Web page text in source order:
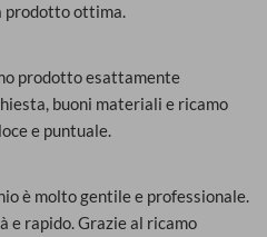
prodotto ottima.
prodotto esattamente
buoni materiali e ricamo
e puntuale.
è molto gentile e professionale.
e rapido. Grazie al ricamo